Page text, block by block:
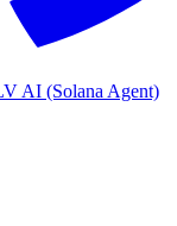
AI (Solana Agent)